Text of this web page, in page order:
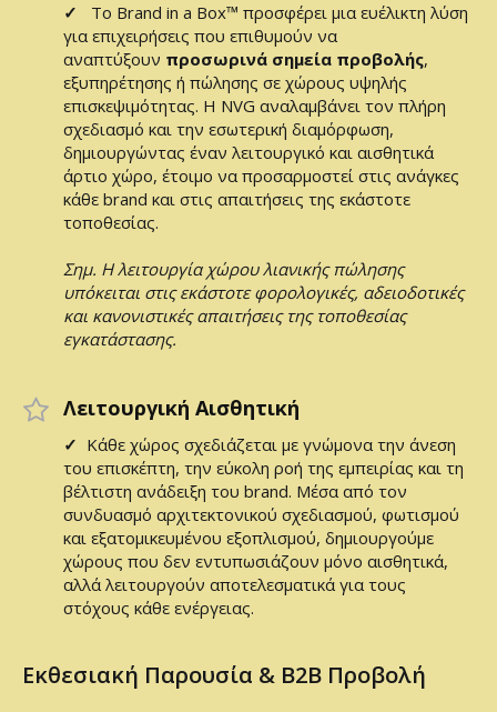
✓
Το Brand in a Box™ προσφέρει μια ευέλικτη λύση
για επιχειρήσεις που επιθυμούν να
αναπτύξουν προσωρινά σημεία προβολής,
εξυπηρέτησης ή πώλησης σε χώρους υψηλής
επισκεψιμότητας. Η NVG αναλαμβάνει τον πλήρη
σχεδιασμό και την εσωτερική διαμόρφωση,
δημιουργώντας έναν λειτουργικό και αισθητικά
άρτιο χώρο, έτοιμο να προσαρμοστεί στις ανάγκες
κάθε brand και στις απαιτήσεις της εκάστοτε
τοποθεσίας.
Σημ. Η λειτουργία χώρου λιανικής πώλησης
υπόκειται στις εκάστοτε φορολογικές, αδειοδοτικές
και κανονιστικές απαιτήσεις της τοποθεσίας
εγκατάστασης.
Λειτουργική Αισθητική
✓ Κάθε χώρος σχεδιάζεται με γνώμονα την άνεση
του επισκέπτη, την εύκολη ροή της εμπειρίας και τη
βέλτιστη ανάδειξη του brand. Μέσα από τον
συνδυασμό αρχιτεκτονικού σχεδιασμού, φωτισμού
και εξατομικευμένου εξοπλισμού, δημιουργούμε
χώρους που δεν εντυπωσιάζουν μόνο αισθητικά,
αλλά λειτουργούν αποτελεσματικά για τους
στόχους κάθε ενέργειας.
Εκθεσιακή Παρουσία & B2B Προβολή